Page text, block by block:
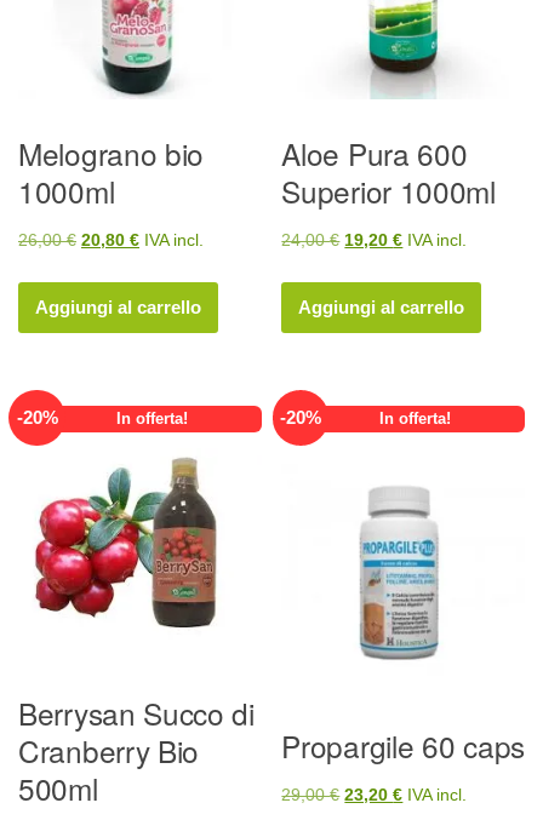
Melograno bio
1000ml
26,00€ Il
originale
era:
20,80 €Il
attuale
è:
IVA incl.
Aggiungi al carrello
Aloe Pura 600
Superior 1000ml
24,00€ Il
originale
era:
19,20€Il
attuale
è:
IVA incl.
Aggiungi al carrello
-20% In offerta!
Berrysan Succo di
Cranberry Bio
500ml
-20% In offerta!
Propargile 60 caps
29,00€ Il
23,20€IlIVA incl.